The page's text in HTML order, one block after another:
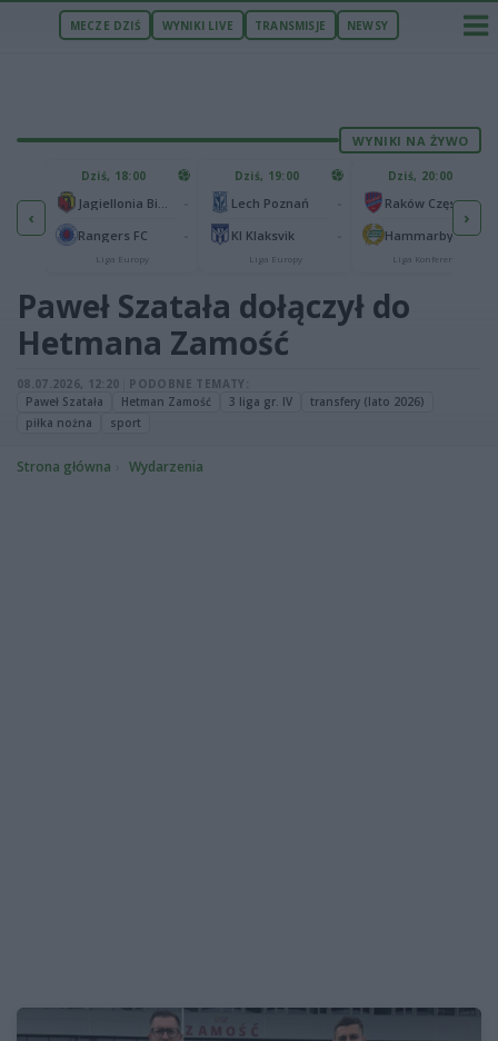
MECZE DZIŚ WYNIKI LIVE TRANSMISJE NEWSY
WYNIKI NA ŻYWO
‹
1
0
Dziś, 18:00
Rangers FC
Liga Europy
Dziś, 19:00
Lech Poznań
KI Klaksvik
Liga Europy
Dziś, 20:00
Raków Częstochowa
Hammarby IF
Liga Konferencji
›
Paweł Szatała dołączył do
Hetmana Zamość
08.07.2026, 12:20
PODOBNE TEMATY:
Paweł Szatała
Hetman Zamość 3 liga gr. IV
transfery (lato 2026)
piłka nożna
sport
Strona główna Wydarzenia